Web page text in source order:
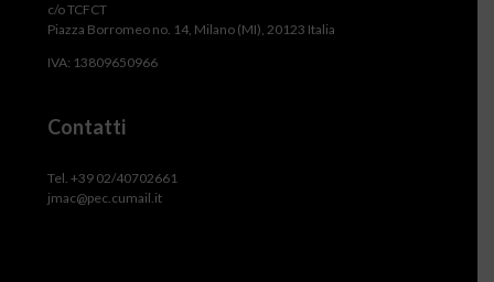
c/o TCFCT
Piazza Borromeo no. 14, Milano (MI), 20123 Italia
IVA: 13809650966
Contatti
Tel. +39 02/40702661
jmac@pec.cumail.it